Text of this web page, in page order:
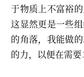
于物质上不富裕
这显然更是一些
的角落，我能做
的力，以便在需要